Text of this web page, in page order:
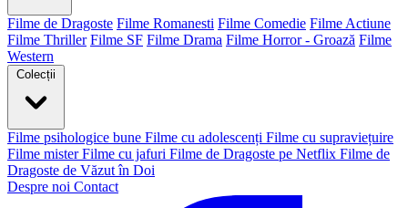
Filme de Dragoste Filme Romanesti Filme Comedie Filme Actiune
Filme Thriller Filme SF Filme Drama Filme Horror - Groază Filme
Western
Colecții
Filme psihologice bune Filme cu adolescenți Filme cu supraviețuire
Filme mister Filme cu jafuri Filme de Dragoste pe Netflix Filme de
Dragoste de Văzut în Doi
Despre noi Contact